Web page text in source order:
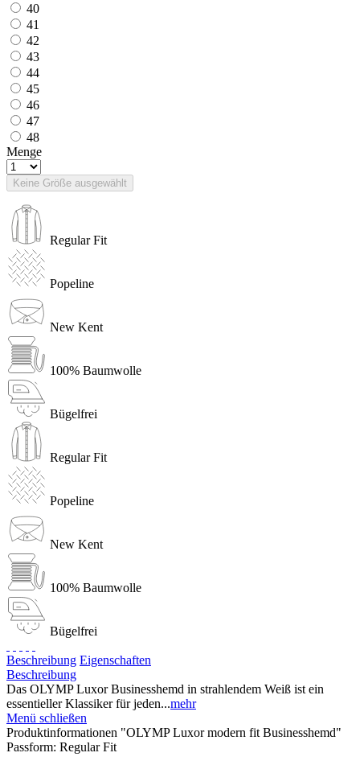
40
41
42
43
44
45
46
47
48
Menge
Keine Größe ausgewählt
Regular Fit
Popeline
New Kent
100% Baumwolle
Bügelfrei
Regular Fit
Popeline
New Kent
100% Baumwolle
Bügelfrei
Beschreibung Eigenschaften
Beschreibung
Das OLYMP Luxor Businesshemd in strahlendem Weiß ist ein
essentieller Klassiker für jeden...mehr
Menü schließen
Produktinformationen "OLYMP Luxor modern fit Businesshemd"
Passform: Regular Fit